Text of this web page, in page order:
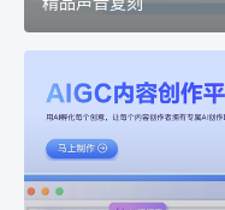
AIGC平台
用AI孵化每个创意